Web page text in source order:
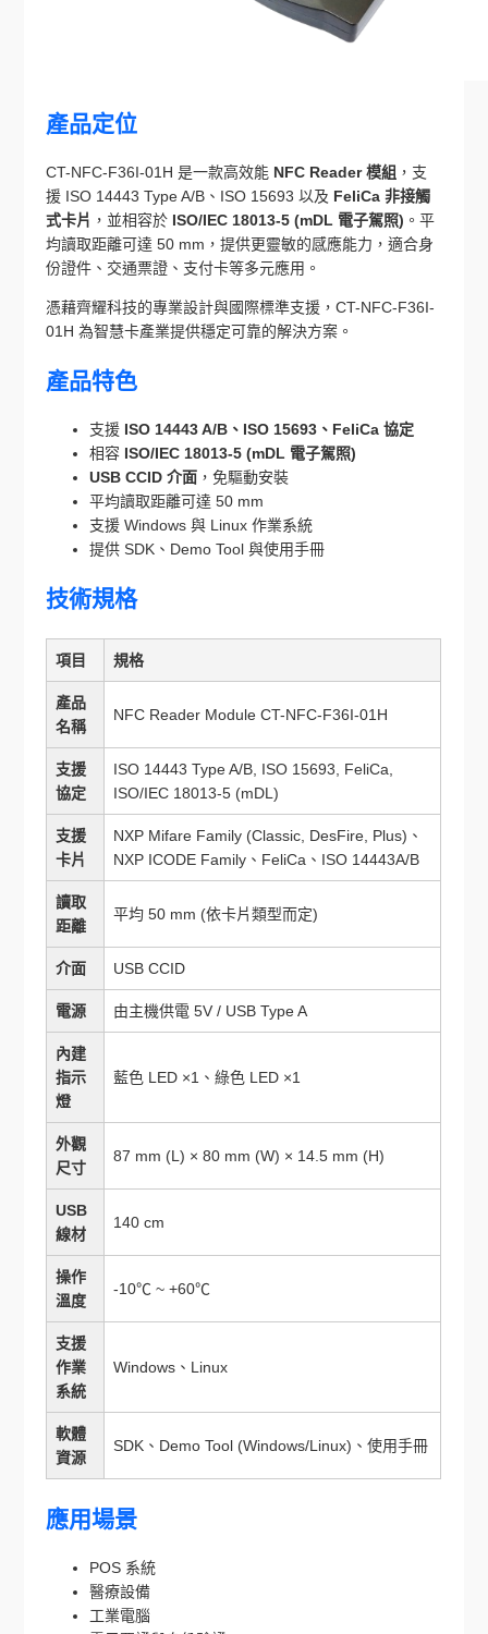
產品定位
CT-NFC-F36I-01H 是一款高效能 NFC Reader 模組 ，支
援 ISO 14443 Type A/B、ISO 15693 以及 FeliCa 非接觸
式卡片 ，並相容於 ISO/IEC 18013-5 (mDL 電子駕照) 。平
均讀取距離可達 50 mm，提供更靈敏的感應能力，適合身
份證件、交通票證、支付卡等多元應用。
憑藉齊耀科技的專業設計與國際標準支援，CT-NFC-F36I-
01H 為智慧卡產業提供穩定可靠的解決方案。
產品特色
支援 ISO 14443 A/B、ISO 15693、FeliCa 協定
相容 ISO/IEC 18013-5 (mDL 電子駕照)
USB CCID 介面 ，免驅動安裝
平均讀取距離可達 50 mm
支援 Windows 與 Linux 作業系統
提供 SDK、Demo Tool 與使用手冊
技術規格
項目 規格
產品
名稱
NFC Reader Module CT-NFC-F36I-01H
支援
協定
ISO 14443 Type A/B, ISO 15693, FeliCa,
ISO/IEC 18013-5 (mDL)
支援
卡片
NXP Mifare Family (Classic, DesFire, Plus)、
NXP ICODE Family、FeliCa、ISO 14443A/B
讀取
距離
平均 50 mm (依卡片類型而定)
介面 USB CCID
電源 由主機供電 5V / USB Type A
內建
指示
燈
藍色 LED ×1、綠色 LED ×1
外觀
尺寸
87 mm (L) × 80 mm (W) × 14.5 mm (H)
USB
線材
140 cm
操作
溫度
-10℃ ~ +60℃
支援
作業
系統
Windows、Linux
軟體
資源
SDK、Demo Tool (Windows/Linux)、使用手冊
應用場景
POS 系統
醫療設備
工業電腦